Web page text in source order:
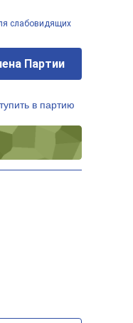
слабовидящих
Партии
в партию